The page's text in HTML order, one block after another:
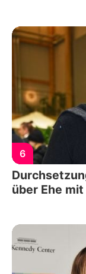
6
über Ehe